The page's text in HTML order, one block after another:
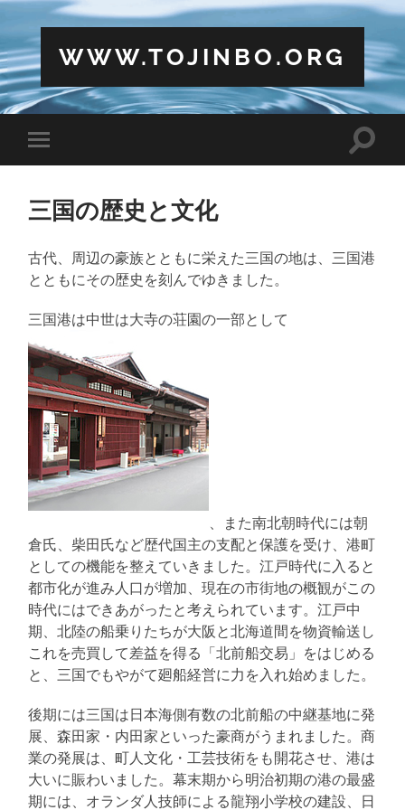
WWW.TOJINBO.ORG
Toggle
mobile
Toggle
三国の歴史と文化
古代、周辺の豪族とともに栄えた三国の地は、三国港
とともにその歴史を刻んでゆきました。
三国港は中世は大寺の荘園の一部として
、また南北朝時代には朝
倉氏、柴田氏など歴代国主の支配と保護を受け、港町
としての機能を整えていきました。江戸時代に入ると
都市化が進み人口が増加、現在の市街地の概観がこの
時代にはできあがったと考えられています。江戸中
期、北陸の船乗りたちが大阪と北海道間を物資輸送し
これを売買して差益を得る「北前船交易」をはじめる
と、三国でもやがて廻船経営に力を入れ始めました。
後期には三国は日本海側有数の北前船の中継基地に発
展、森田家・内田家といった豪商がうまれました。商
業の発展は、町人文化・工芸技術をも開花させ、港は
大いに賑わいました。幕末期から明治初期の港の最盛
期には、オランダ人技師による龍翔小学校の建設、日